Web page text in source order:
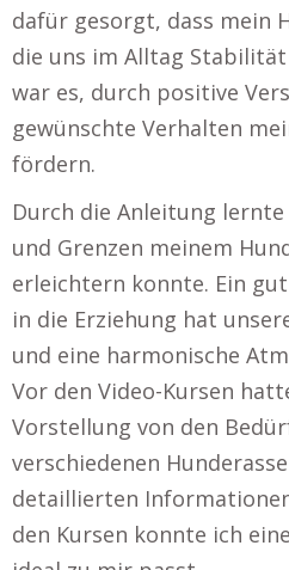
dafür gesorgt, dass mein
die uns im Alltag
war es, durch positive
gewünschte Verhalten
fördern.
Durch die Anleitung
und Grenzen meinem
erleichtern konnte. Ein
in die Erziehung hat
und eine harmonische
Vor den Video-Kursen
Vorstellung von den
verschiedenen
detaillierten
den Kursen konnte ich